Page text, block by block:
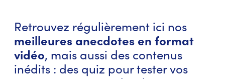
Retrouvez régulièrement ici nos
meilleures anecdotes en format
vidéo, mais aussi des contenus
inédits : des quiz pour tester vos